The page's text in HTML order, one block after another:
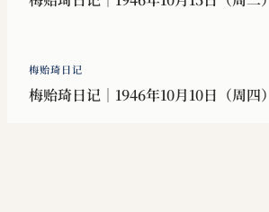
梅贻琦日记
梅贻琦日记｜1946年10月10日（周四）